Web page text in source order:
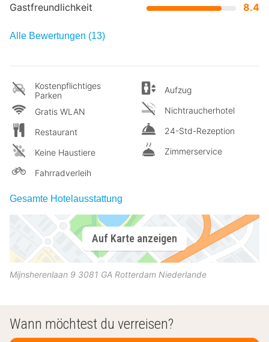
Gastfreundlichkeit
8.4
Alle Bewertungen (13)
Kostenpflichtiges
Parken
Gratis WLAN
Restaurant
Keine Haustiere
Fahrradverleih
Aufzug
Nichtraucherhotel
24-Std-Rezeption
Zimmerservice
Gesamte Hotelausstattung
Auf Karte anzeigen
Mijnsherenlaan 9 3081 GA Rotterdam Niederlande
Wann möchtest du verreisen?